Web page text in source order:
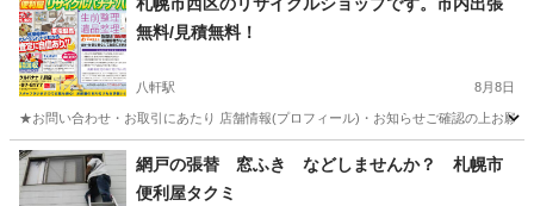
無料/見積無料！
八軒駅 8月8日
★お問い合わせ・お取引にあたり 店舗情報(プロフィール)・お知らせご確認の上お願
北海道 札幌市 八軒駅 便利屋 北海道 札幌市 琴似駅
無料
網戸の張替 窓ふき などしませんか？ 札幌市
便利屋タクミ